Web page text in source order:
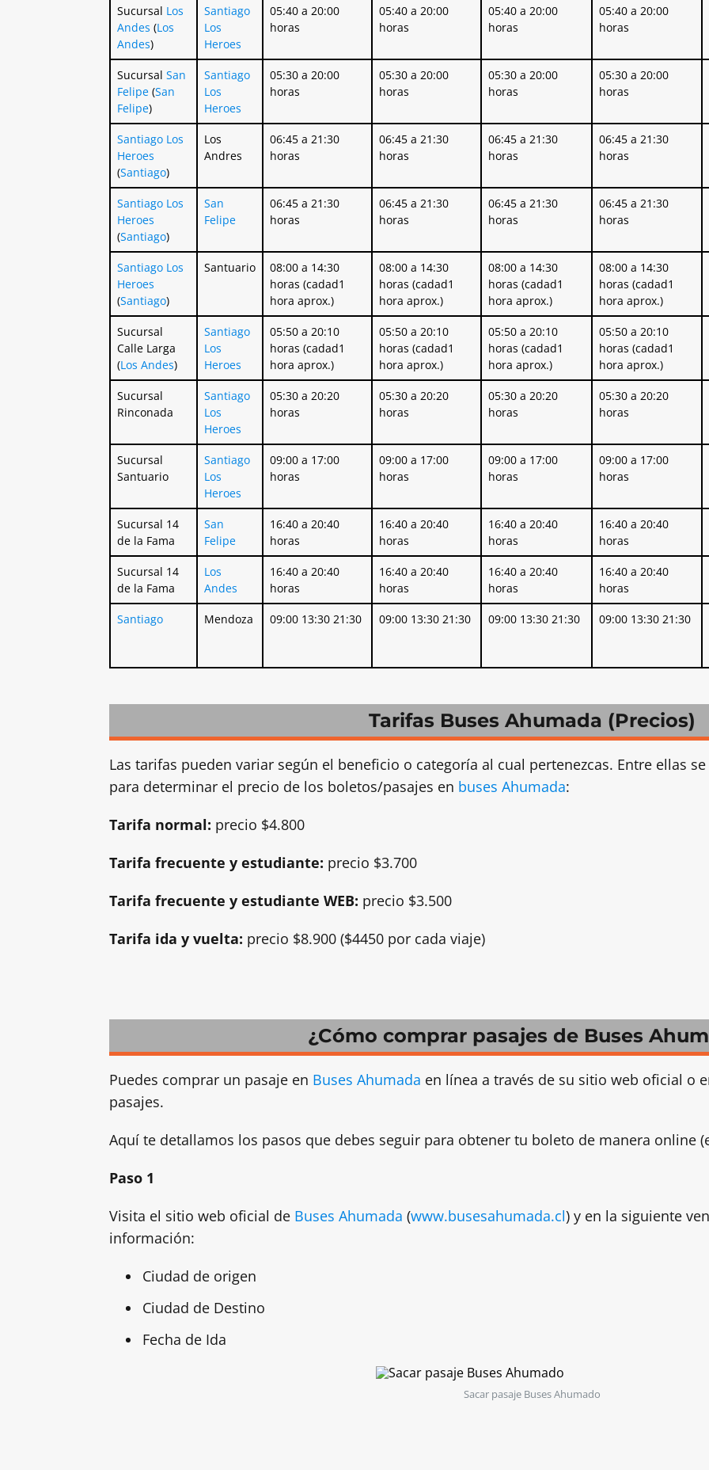
Sucursal /
Ciudad
Origen
Ciudad
Destino
Horarios lunes
Horarios
martes
Horarios
miercoles
Horario Jueves
Sucursal Los
Andes (Los
Andes)
Santiago
Los
Heroes
05:40 a 20:00
horas
05:40 a 20:00
horas
05:40 a 20:00
horas
05:40 a 20:00
horas
Sucursal San
Felipe (San
Felipe)
Santiago
Los
Heroes
05:30 a 20:00
horas
05:30 a 20:00
horas
05:30 a 20:00
horas
05:30 a 20:00
horas
Santiago Los
Heroes
(Santiago)
Los
Andres
06:45 a 21:30
horas
06:45 a 21:30
horas
06:45 a 21:30
horas
06:45 a 21:30
horas
Santiago Los
Heroes
(Santiago)
San
Felipe
06:45 a 21:30
horas
06:45 a 21:30
horas
06:45 a 21:30
horas
06:45 a 21:30
horas
Santiago Los
Heroes
(Santiago)
Santuario
08:00 a 14:30
horas (cadad1
hora aprox.)
08:00 a 14:30
horas (cadad1
hora aprox.)
08:00 a 14:30
horas (cadad1
hora aprox.)
08:00 a 14:30
horas (cadad1
hora aprox.)
Sucursal
Calle Larga
(Los Andes)
Santiago
Los
Heroes
05:50 a 20:10
horas (cadad1
hora aprox.)
05:50 a 20:10
horas (cadad1
hora aprox.)
05:50 a 20:10
horas (cadad1
hora aprox.)
05:50 a 20:10
horas (cadad1
hora aprox.)
Sucursal
Rinconada
Santiago
Los
Heroes
05:30 a 20:20
horas
05:30 a 20:20
horas
05:30 a 20:20
horas
05:30 a 20:20
horas
Sucursal
Santuario
Santiago
Los
Heroes
09:00 a 17:00
horas
09:00 a 17:00
horas
09:00 a 17:00
horas
09:00 a 17:00
horas
Sucursal 14
de la Fama
San
Felipe
16:40 a 20:40
horas
16:40 a 20:40
horas
16:40 a 20:40
horas
16:40 a 20:40
horas
Sucursal 14
de la Fama
Los
Andes
16:40 a 20:40
horas
16:40 a 20:40
horas
16:40 a 20:40
horas
16:40 a 20:40
horas
Santiago Mendoza 09:00 13:30 21:30 09:00 13:30 21:30 09:00 13:30 21:30 09:00 13:30 21:30
Tarifas Buses Ahumada (Precios)
Las tarifas pueden variar según el beneficio o categoría al cual pertenezcas. Entre ellas
para determinar el precio de los boletos/pasajes en buses Ahumada:
Tarifa normal: precio $4.800
Tarifa frecuente y estudiante: precio $3.700
Tarifa frecuente y estudiante WEB: precio $3.500
Tarifa ida y vuelta: precio $8.900 ($4450 por cada viaje)
¿Cómo comprar pasajes de Buses
Puedes comprar un pasaje en Buses Ahumada en línea a través de su sitio web oficial o
pasajes.
Aquí te detallamos los pasos que debes seguir para obtener tu boleto de manera online
Paso 1
Visita el sitio web oficial de Buses Ahumada (www.busesahumada.cl) y en la siguiente
información:
Ciudad de origen
Ciudad de Destino
Fecha de Ida
Sacar pasaje Buses Ahumado